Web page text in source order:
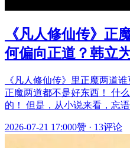
《凡人修仙传》正
何偏向正道？韩立
《凡人修仙传》里正魔两道
正魔两道都不是好东西！ 什
的！ 但是，从小说来看，忘
2026-07-21 17:000赞 · 13评论